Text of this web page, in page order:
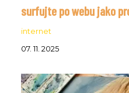
surfujte po webu jako
internet
07. 11. 2025